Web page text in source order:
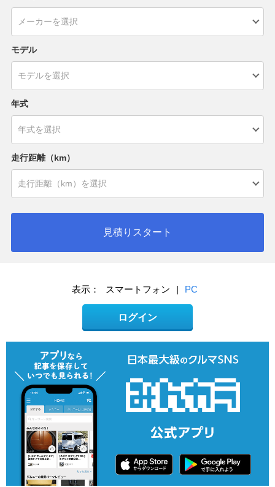
モデル
年式
走行距離（km）
見積りスタート
表示： スマートフォン | PC
ログイン